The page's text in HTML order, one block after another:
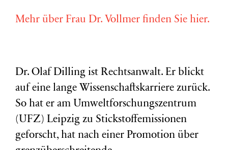
Mehr über Frau Dr. Vollmer finden Sie hier.
Dr. Olaf Dilling ist Rechtsanwalt. Er blickt
auf eine lange Wissenschaftskarriere zurück.
So hat er am Umweltforschungszentrum
(UFZ) Leipzig zu Stickstoffemissionen
geforscht, hat nach einer Promotion über